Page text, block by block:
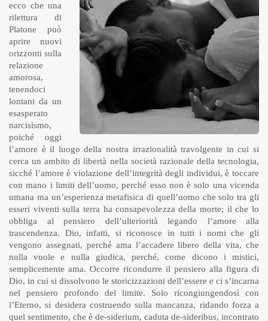
ecco che una
rilettura di
Platone può
aprire nuovi
orizzonti sulla
relazione
amorosa,
tenendoci
lontani da un
esasperato
narcisismo,
poiché oggi
l’amore è il luogo della nostra irrazionalità travolgente in cui si
cerca un ambito di libertà nella società razionale della tecnologia,
sicché l’amore è violazione dell’integrità degli individui, è toccare
con mano i limiti dell’uomo, perché esso non è solo una vicenda
umana ma un’esperienza metafisica di quell’uomo che solo tra gli
esseri viventi sulla terra ha consapevolezza della morte; il che lo
obbliga al pensiero dell’ulteriorità legando l’amore alla
trascendenza. Dio, infatti, si riconosce in tutti i nomi che gli
vengono assegnati, perché ama l’accadere libero della vita, che
nulla vuole e nulla giudica, perché, come dicono i mistici,
semplicemente ama. Occorre ricondurre il pensiero alla figura di
Dio, in cui si dissolvono le storicizzazioni dell’essere e ci s’incarna
nel pensiero profondo del limite. Solo ricongiungendosi con
l’Eterno, si desidera costruendo sulla mancanza, ridando forza a
quel sentimento, che è de-siderium, caduta de-sideribus, incontrato